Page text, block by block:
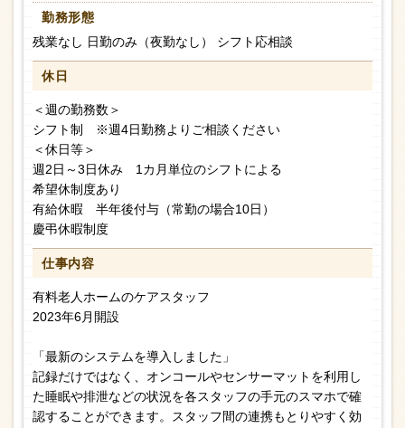
勤務形態
残業なし 日勤のみ（夜勤なし） シフト応相談
休日
＜週の勤務数＞
シフト制 ※週4日勤務よりご相談ください
＜休日等＞
週2日～3日休み 1カ月単位のシフトによる
希望休制度あり
有給休暇 半年後付与（常勤の場合10日）
慶弔休暇制度
仕事内容
有料老人ホームのケアスタッフ
2023年6月開設
「最新のシステムを導入しました」
記録だけではなく、オンコールやセンサーマットを利用し
た睡眠や排泄などの状況を各スタッフの手元のスマホで確
認することができます。スタッフ間の連携もとりやすく効